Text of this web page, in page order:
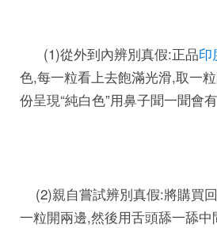
(1)從外到內辨別真假:正品印
色,每一粒看上去飽滿光滑,取一
份呈現“純白色”用鼻子聞一聞會
(2)親自嘗試辨別真假:將購買
一粒開兩邊,然後用舌頭舔一舔